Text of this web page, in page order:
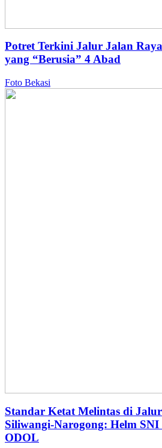
Potret Terkini Jalur Jalan
yang “Berusia” 4 Abad
Foto Bekasi
Standar Ketat Melintas di
Siliwangi-Narogong: Helm
ODOL